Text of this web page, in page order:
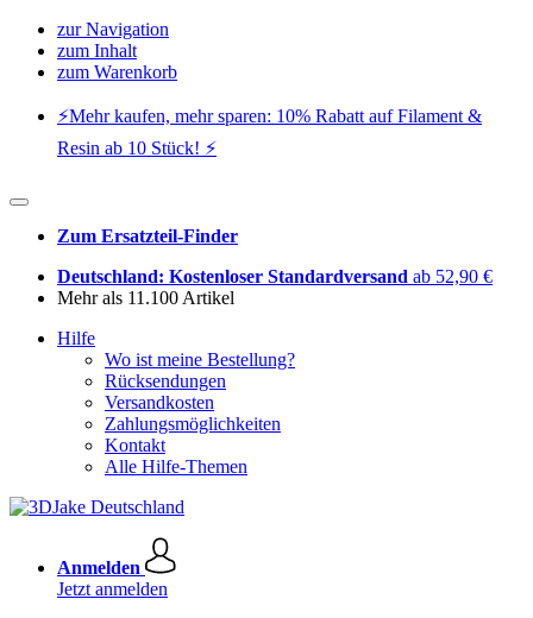
zur Navigation
zum Inhalt
zum Warenkorb
⚡️Mehr kaufen, mehr sparen: 10% Rabatt auf Filament &
Resin ab 10 Stück! ⚡️
Zum Ersatzteil-Finder
Deutschland: Kostenloser Standardversand ab 52,90 €
Mehr als 11.100 Artikel
Hilfe
Wo ist meine Bestellung?
Rücksendungen
Versandkosten
Zahlungsmöglichkeiten
Kontakt
Alle Hilfe-Themen
Anmelden
Jetzt anmelden